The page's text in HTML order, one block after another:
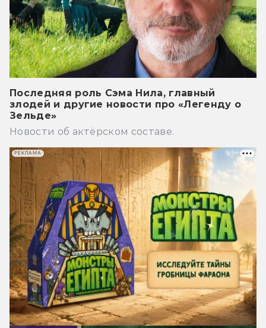
Последняя роль Сэма Нила, главный
злодей и другие новости про «Легенду о
Зельде»
Новости об актёрском составе.
РЕКЛАМА